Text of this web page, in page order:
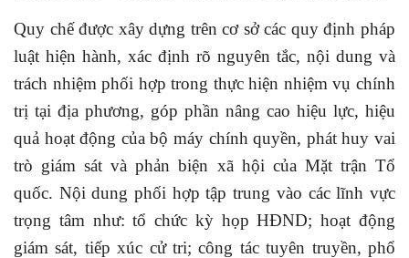
Quy chế được xây dựng trên cơ sở các quy định pháp
luật hiện hành, xác định rõ nguyên tắc, nội dung và
trách nhiệm phối hợp trong thực hiện nhiệm vụ chính
trị tại địa phương, góp phần nâng cao hiệu lực, hiệu
quả hoạt động của bộ máy chính quyền, phát huy vai
trò giám sát và phản biện xã hội của Mặt trận Tổ
quốc. Nội dung phối hợp tập trung vào các lĩnh vực
trọng tâm như: tổ chức kỳ họp HĐND; hoạt động
giám sát, tiếp xúc cử tri; công tác tuyên truyền, phổ